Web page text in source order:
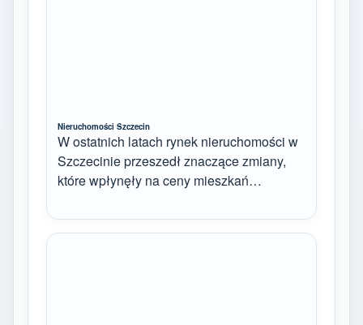
Nieruchomości Szczecin
W ostatnich latach rynek nieruchomości w
Szczecinie przeszedł znaczące zmiany,
które wpłynęły na ceny mieszkań…